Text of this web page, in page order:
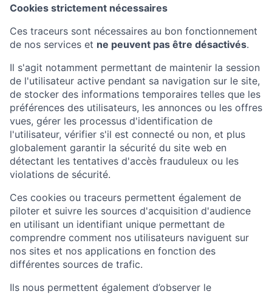
Cookies strictement nécessaires
Ces traceurs sont nécessaires au bon fonctionnement
de nos services et ne peuvent pas être désactivés.
Il s'agit notamment permettant de maintenir la session
de l'utilisateur active pendant sa navigation sur le site,
de stocker des informations temporaires telles que les
préférences des utilisateurs, les annonces ou les offres
vues, gérer les processus d'identification de
l'utilisateur, vérifier s'il est connecté ou non, et plus
globalement garantir la sécurité du site web en
détectant les tentatives d'accès frauduleux ou les
violations de sécurité.
Ces cookies ou traceurs permettent également de
piloter et suivre les sources d'acquisition d'audience
en utilisant un identifiant unique permettant de
comprendre comment nos utilisateurs naviguent sur
nos sites et nos applications en fonction des
différentes sources de trafic.
Ils nous permettent également d’observer le